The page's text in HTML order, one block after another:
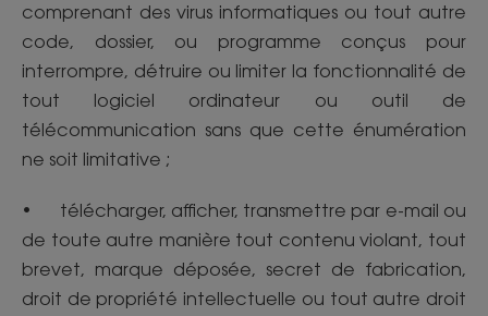
comprenant des virus informatiques ou tout autre
code, dossier, ou programme conçus pour
interrompre, détruire ou limiter la fonctionnalité de
tout logiciel ordinateur ou outil de
télécommunication sans que cette énumération
ne soit limitative ;
• télécharger, afficher, transmettre par e-mail ou
de toute autre manière tout contenu violant, tout
brevet, marque déposée, secret de fabrication,
droit de propriété intellectuelle ou tout autre droit